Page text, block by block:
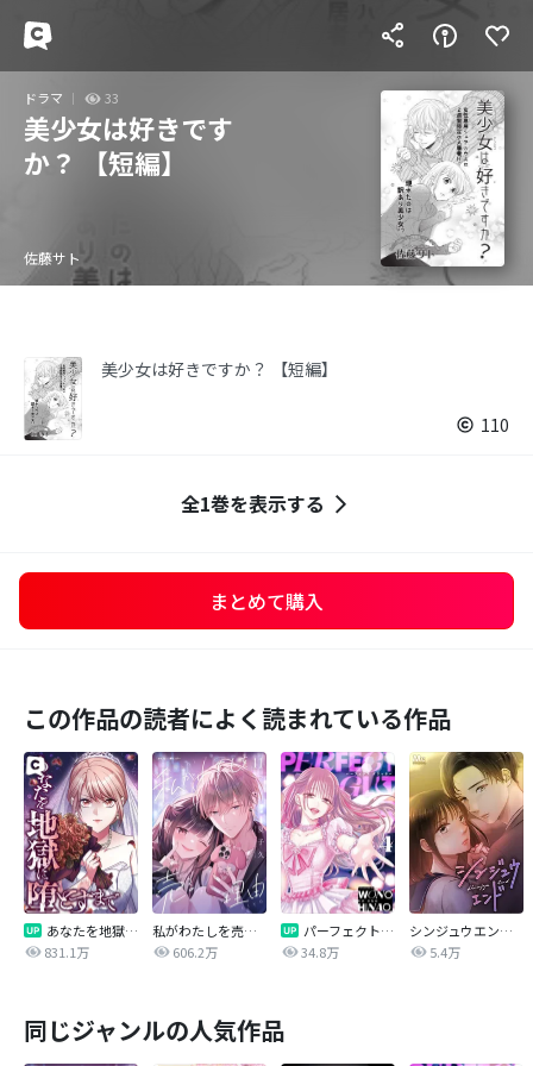
ドラマ 33
美少女は好きです
か？ 【短編】
佐藤サト
美少女は好きですか？ 【短編】
110
全1巻を表示する
まとめて購入
この作品の読者によく読まれている作品
あなたを地獄に堕とすまで
831.1万
私がわたしを売る理由
606.2万
パーフェクトグリッター
34.8万
シンジュウエンド【タテヨミ】
5.4万
同じジャンルの人気作品